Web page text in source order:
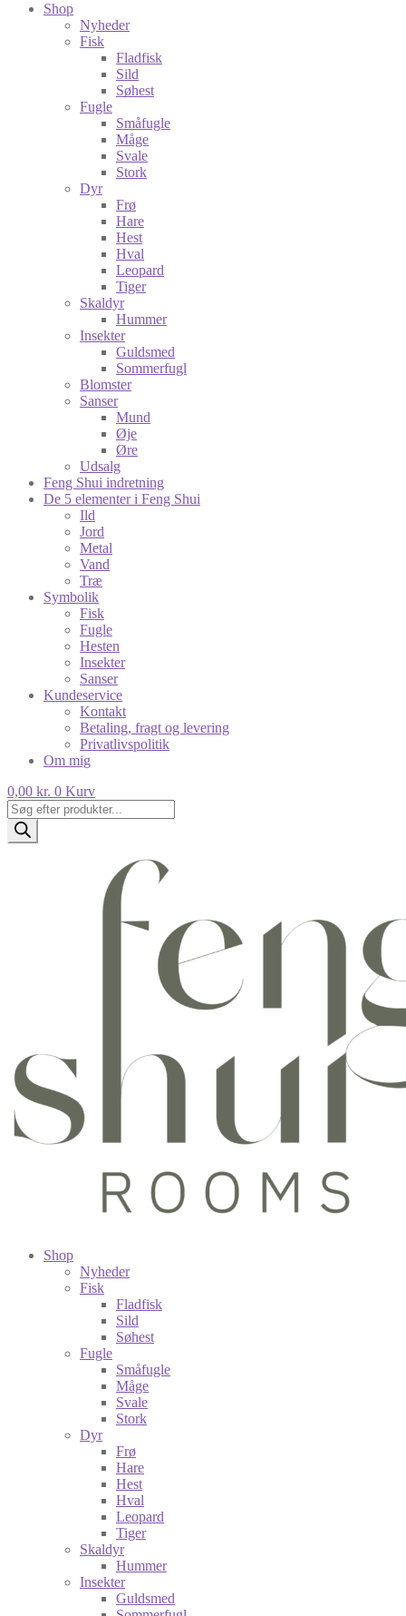
Shop
Nyheder
Fisk
Fladfisk
Sild
Søhest
Fugle
Småfugle
Måge
Svale
Stork
Dyr
Frø
Hare
Hest
Hval
Leopard
Tiger
Skaldyr
Hummer
Insekter
Guldsmed
Sommerfugl
Blomster
Sanser
Mund
Øje
Øre
Udsalg
Feng Shui indretning
De 5 elementer i Feng Shui
Ild
Jord
Metal
Vand
Træ
Symbolik
Fisk
Fugle
Hesten
Insekter
Sanser
Kundeservice
Kontakt
Betaling, fragt og levering
Privatlivspolitik
Om mig
0,00 kr. 0 Kurv
Products
search
Shop
Nyheder
Fisk
Fladfisk
Sild
Søhest
Fugle
Småfugle
Måge
Svale
Stork
Dyr
Frø
Hare
Hest
Hval
Leopard
Tiger
Skaldyr
Hummer
Insekter
Guldsmed